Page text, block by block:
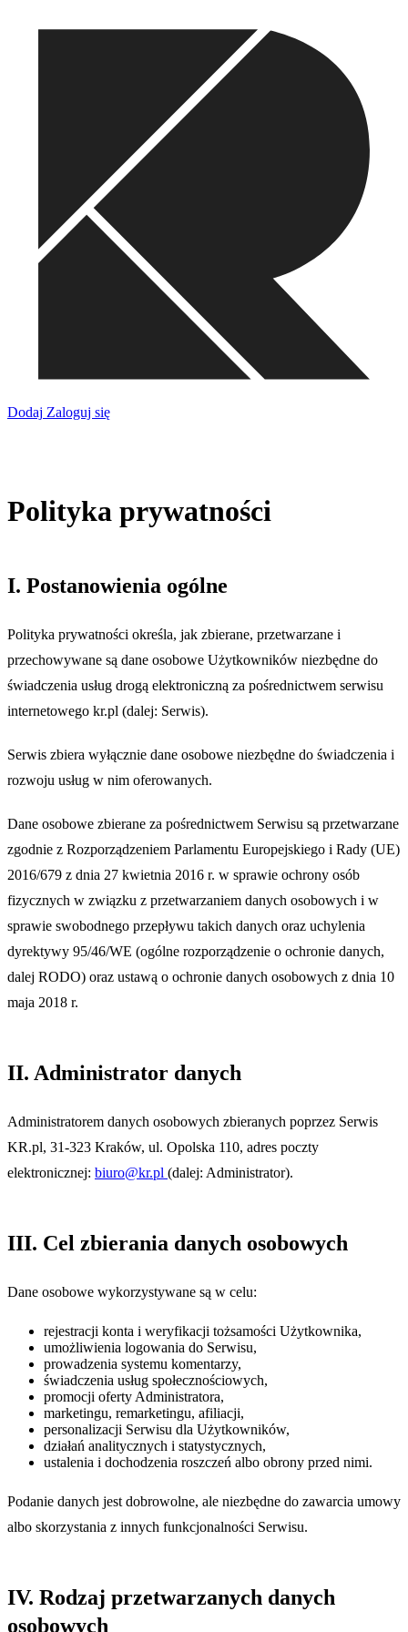
Dodaj Zaloguj się
Polityka prywatności
I. Postanowienia ogólne
Polityka prywatności określa, jak zbierane, przetwarzane i
przechowywane są dane osobowe Użytkowników niezbędne do
świadczenia usług drogą elektroniczną za pośrednictwem serwisu
internetowego kr.pl (dalej: Serwis).
Serwis zbiera wyłącznie dane osobowe niezbędne do świadczenia i
rozwoju usług w nim oferowanych.
Dane osobowe zbierane za pośrednictwem Serwisu są przetwarzane
zgodnie z Rozporządzeniem Parlamentu Europejskiego i Rady (UE)
2016/679 z dnia 27 kwietnia 2016 r. w sprawie ochrony osób
fizycznych w związku z przetwarzaniem danych osobowych i w
sprawie swobodnego przepływu takich danych oraz uchylenia
dyrektywy 95/46/WE (ogólne rozporządzenie o ochronie danych,
dalej RODO) oraz ustawą o ochronie danych osobowych z dnia 10
maja 2018 r.
II. Administrator danych
Administratorem danych osobowych zbieranych poprzez Serwis
KR.pl, 31-323 Kraków, ul. Opolska 110, adres poczty
elektronicznej: biuro@kr.pl (dalej: Administrator).
III. Cel zbierania danych osobowych
Dane osobowe wykorzystywane są w celu:
rejestracji konta i weryfikacji tożsamości Użytkownika,
umożliwienia logowania do Serwisu,
prowadzenia systemu komentarzy,
świadczenia usług społecznościowych,
promocji oferty Administratora,
marketingu, remarketingu, afiliacji,
personalizacji Serwisu dla Użytkowników,
działań analitycznych i statystycznych,
ustalenia i dochodzenia roszczeń albo obrony przed nimi.
Podanie danych jest dobrowolne, ale niezbędne do zawarcia umowy
albo skorzystania z innych funkcjonalności Serwisu.
IV. Rodzaj przetwarzanych danych
osobowych